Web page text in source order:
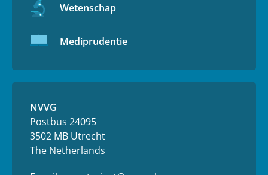
Wetenschap
Mediprudentie
NVVG
Postbus 24095
3502 MB Utrecht
The Netherlands